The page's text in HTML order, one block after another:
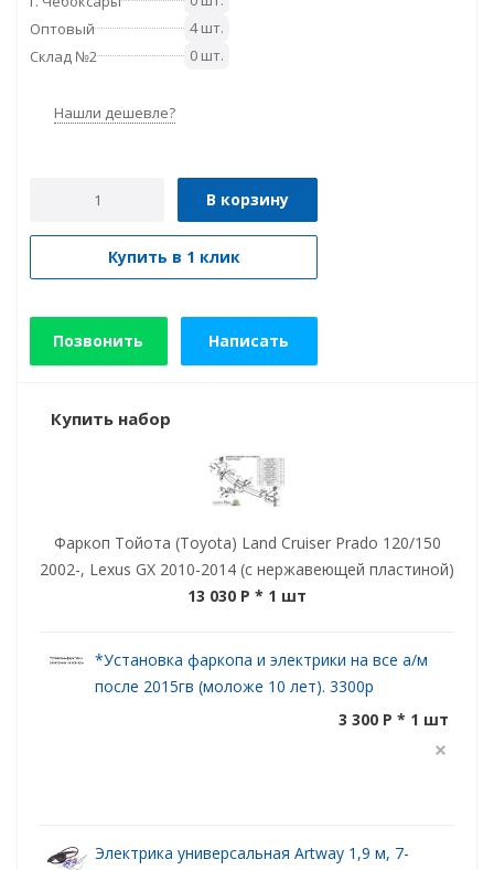
Оптовый
4 шт.
Склад №2
0 шт.
Нашли дешевле?
В корзину
Купить в 1 клик
Позвонить Написать
Купить набор
Фаркоп Тойота (Toyota) Land Cruiser Prado 120/150
2002-, Lexus GX 2010-2014 (с нержавеющей пластиной)
13 030 P * 1 шт
*Установка фаркопа и электрики на все а/м
после 2015гв (моложе 10 лет). 3300р
3 300 P * 1 шт
Электрика универсальная Artway 1,9 м, 7-